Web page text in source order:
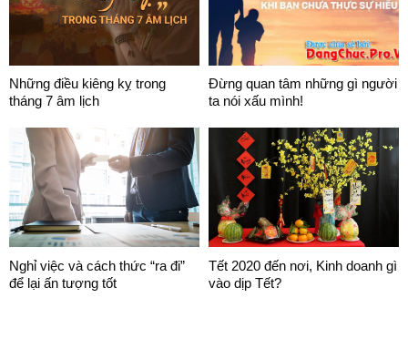
Những điều kiêng kỵ trong
tháng 7 âm lịch
Đừng quan tâm những gì người
ta nói xấu mình!
Nghỉ việc và cách thức “ra đi”
để lại ấn tượng tốt
Tết 2020 đến nơi, Kinh doanh gì
vào dịp Tết?